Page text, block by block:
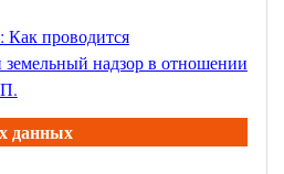
Как проводится
земельный надзор в отношении
.
данных